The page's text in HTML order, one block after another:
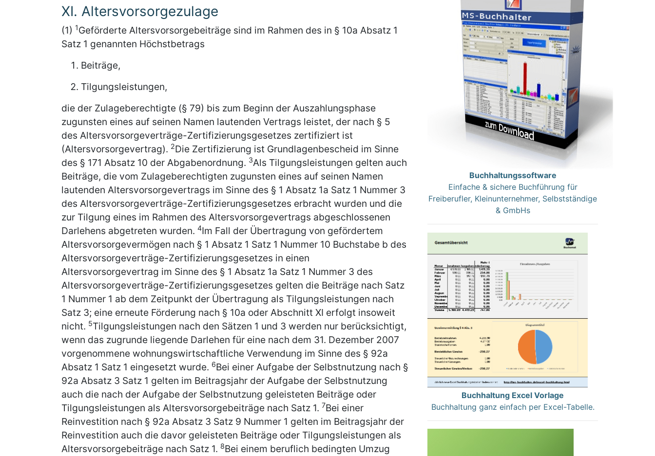
XI. Altersvorsorgezulage
(1) 1Geförderte Altersvorsorgebeiträge sind im Rahmen des in § 10a Absatz 1
Satz 1 genannten Höchstbetrags
Beiträge,
Tilgungsleistungen,
die der Zulageberechtigte (§ 79) bis zum Beginn der Auszahlungsphase
zugunsten eines auf seinen Namen lautenden Vertrags leistet, der nach § 5
des Altersvorsorgeverträge-Zertifizierungsgesetzes zertifiziert ist
(Altersvorsorgevertrag). 2Die Zertifizierung ist Grundlagenbescheid im Sinne
des § 171 Absatz 10 der Abgabenordnung. 3Als Tilgungsleistungen gelten auch
Beiträge, die vom Zulageberechtigten zugunsten eines auf seinen Namen
lautenden Altersvorsorgevertrags im Sinne des § 1 Absatz 1a Satz 1 Nummer 3
des Altersvorsorgeverträge-Zertifizierungsgesetzes erbracht wurden und die
zur Tilgung eines im Rahmen des Altersvorsorgevertrags abgeschlossenen
Darlehens abgetreten wurden. 4Im Fall der Übertragung von gefördertem
Altersvorsorgevermögen nach § 1 Absatz 1 Satz 1 Nummer 10 Buchstabe b des
Altersvorsorgeverträge-Zertifizierungsgesetzes in einen
Altersvorsorgevertrag im Sinne des § 1 Absatz 1a Satz 1 Nummer 3 des
Altersvorsorgeverträge-Zertifizierungsgesetzes gelten die Beiträge nach Satz
1 Nummer 1 ab dem Zeitpunkt der Übertragung als Tilgungsleistungen nach
Satz 3; eine erneute Förderung nach § 10a oder Abschnitt XI erfolgt insoweit
nicht. 5Tilgungsleistungen nach den Sätzen 1 und 3 werden nur berücksichtigt,
wenn das zugrunde liegende Darlehen für eine nach dem 31. Dezember 2007
vorgenommene wohnungswirtschaftliche Verwendung im Sinne des § 92a
Absatz 1 Satz 1 eingesetzt wurde. 6Bei einer Aufgabe der Selbstnutzung nach §
92a Absatz 3 Satz 1 gelten im Beitragsjahr der Aufgabe der Selbstnutzung
auch die nach der Aufgabe der Selbstnutzung geleisteten Beiträge oder
Tilgungsleistungen als Altersvorsorgebeiträge nach Satz 1. 7Bei einer
Reinvestition nach § 92a Absatz 3 Satz 9 Nummer 1 gelten im Beitragsjahr der
Reinvestition auch die davor geleisteten Beiträge oder Tilgungsleistungen als
Altersvorsorgebeiträge nach Satz 1. 8Bei einem beruflich bedingten Umzug
Buchhaltungssoftware
Einfache & sichere Buchführung für
Freiberufler, Kleinunternehmer, Selbstständige
& GmbHs
Buchhaltung Excel Vorlage
Buchhaltung ganz einfach per Excel-Tabelle.